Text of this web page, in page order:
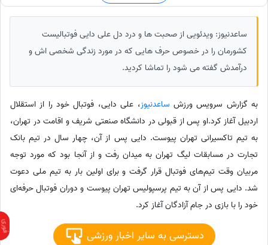
ساعدنیوز: ویدئویی از صحبت ها و درد دل علی دایی فوتبالیست
کشورمان را در خصوص حرف هایی که در مورد زندگی شخصی اش و
درآمدش گفته می شود را تماشا کردید.
به گزارش سرویس ورزش ساعدنیوز، علی دایی، فوتبال خود را از استقلال
اردبیل آغاز کرد.او پس از قبولی در دانشگاه صنعتی شریف و اقامت در تهران،
به تیم تاکسیرانی تهران پیوست. دایی پس از آن، چهار سال در تیم بانک
تجارت در مسابقات لیگ تهران به میدان رفت و از آنجا بود که مورد توجه
مربیان وقت تیم‌های فوتبال قرار گرفت و برای اولین بار به تیم ملی دعوت
شد. دایی پس از آن به تیم پرسپولیس تهران پیوست و دوران فوتبال حرفه‌ای
خود را با بازی در جام آزادگان آغاز کرد.
دسترسی به سایر اخبار ورزشی